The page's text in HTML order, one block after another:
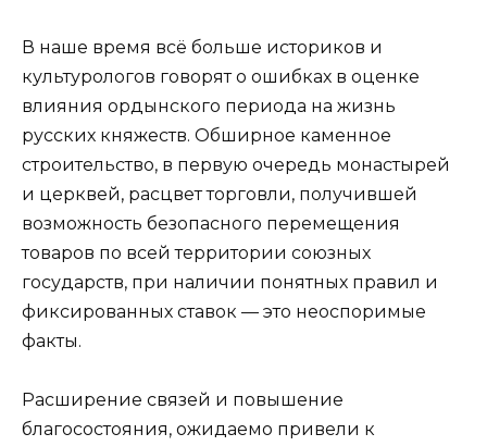
В наше время всё больше историков и
культурологов говорят о ошибках в оценке
влияния ордынского периода на жизнь
русских княжеств. Обширное каменное
строительство, в первую очередь монастырей
и церквей, расцвет торговли, получившей
возможность безопасного перемещения
товаров по всей территории союзных
государств, при наличии понятных правил и
фиксированных ставок — это неоспоримые
факты.
Расширение связей и повышение
благосостояния, ожидаемо привели к